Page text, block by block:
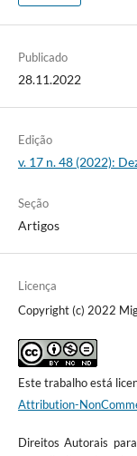
Publicado
28.11.2022
Edição
v. 17 n. 48 (2022):
Seção
Artigos
Licença
Copyright (c) 2022
Este trabalho está
Attribution-
Direitos Autorais